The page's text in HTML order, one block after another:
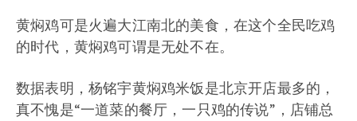
黄焖鸡可是火遍大江南北的美食，在这个全民吃鸡
的时代，黄焖鸡可谓是无处不在。
数据表明，杨铭宇黄焖鸡米饭是北京开店最多的，
真不愧是“一道菜的餐厅，一只鸡的传说”，店铺总